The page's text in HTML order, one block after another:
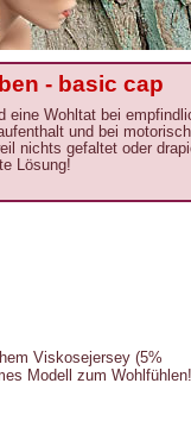
- basic cap
eine Wohltat bei
und bei
nichts gefaltet oder
Lösung!
Viskosejersey (5%
Modell zum Wohlfühlen!